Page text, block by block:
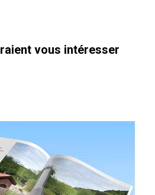
vous intéresser